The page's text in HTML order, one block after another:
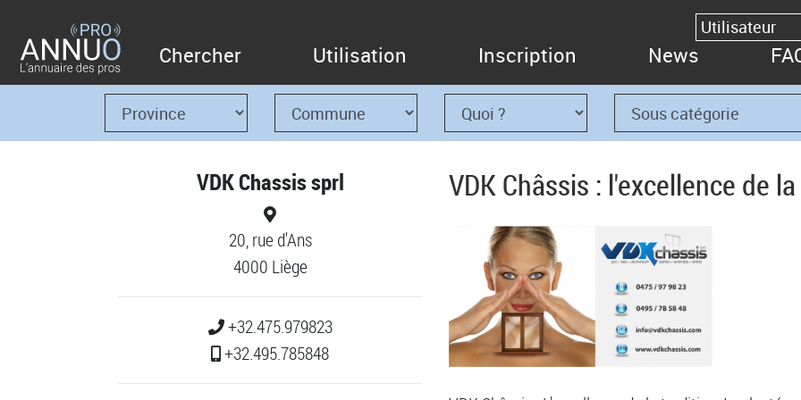
Chercher Utilisation Inscription News
VDK Chassis sprl
20, rue d'Ans
4000 Liège
+32.475.979823
+32.495.785848
VDK Châssis : l'excellence de